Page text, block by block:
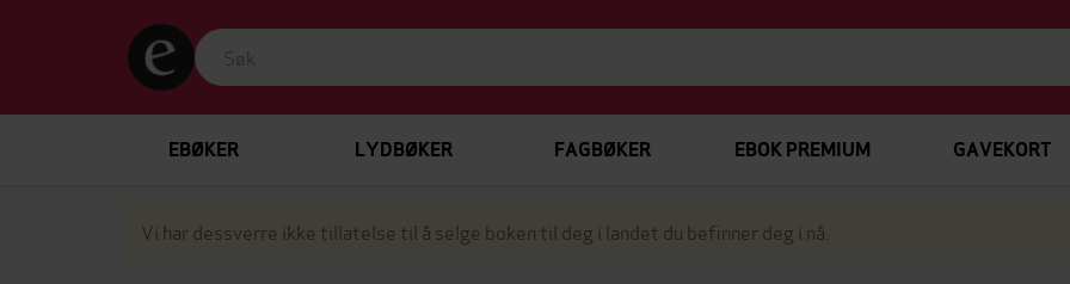
EBØKER LYDBØKER FAGBØKER EBOK PREMIUM GAVEKORT
Vi har dessverre ikke tillatelse til å selge boken til deg i landet du befinner deg i nå.